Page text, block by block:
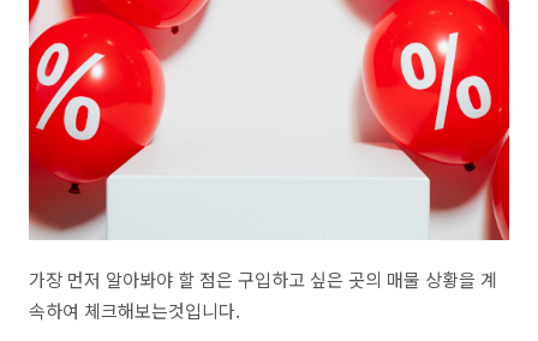
가장 먼저 알아봐야 할 점은 구입하고 싶은 곳의 매물 상황을 계
속하여 체크해보는것입니다.